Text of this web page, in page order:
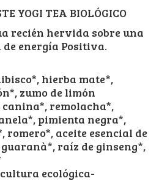
YOGI TEA BIOLÓGICO
recién hervida sobre una
energía Positiva.
hierba mate*,
zumo de limón
remolacha*,
pimienta negra*,
romero*, aceite esencial de
raíz de ginseng*,
ecológica-